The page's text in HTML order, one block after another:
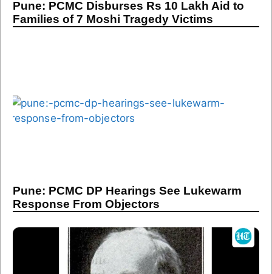
Pune: PCMC Disburses Rs 10 Lakh Aid to
Families of 7 Moshi Tragedy Victims
Pune: PCMC DP Hearings See Lukewarm
Response From Objectors